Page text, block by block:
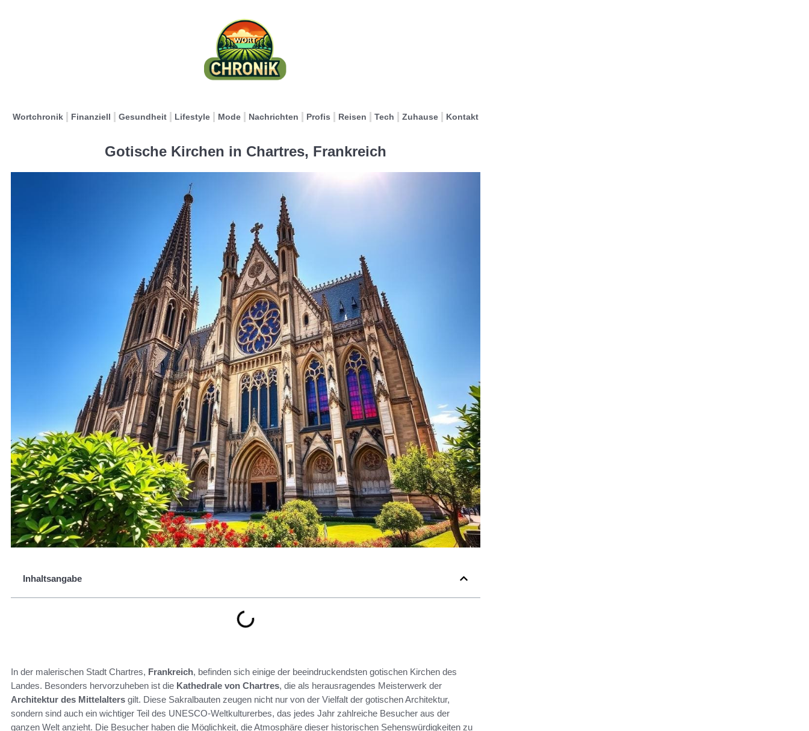
Wortchronik Finanziell Gesundheit Lifestyle Mode Nachrichten Profis Reisen Tech Zuhause Kontakt
Gotische Kirchen in Chartres, Frankreich
Inhaltsangabe
In der malerischen Stadt Chartres, Frankreich, befinden sich einige der beeindruckendsten gotischen Kirchen des
Landes. Besonders hervorzuheben ist die Kathedrale von Chartres, die als herausragendes Meisterwerk der
Architektur des Mittelalters gilt. Diese Sakralbauten zeugen nicht nur von der Vielfalt der gotischen Architektur,
sondern sind auch ein wichtiger Teil des UNESCO-Weltkulturerbes, das jedes Jahr zahlreiche Besucher aus der
ganzen Welt anzieht. Die Besucher haben die Möglichkeit, die Atmosphäre dieser historischen Sehenswürdigkeiten zu